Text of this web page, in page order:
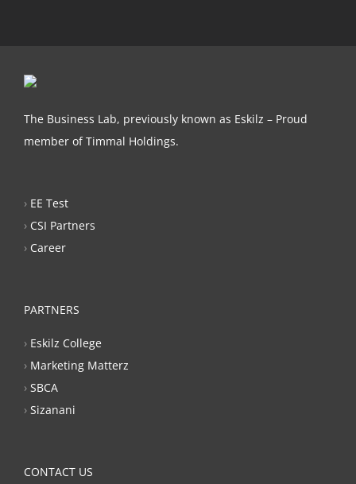
The Business Lab, previously known as Eskilz – Proud
member of Timmal Holdings.
› EE Test
› CSI Partners
› Career
PARTNERS
› Eskilz College
› Marketing Matterz
› SBCA
› Sizanani
CONTACT US